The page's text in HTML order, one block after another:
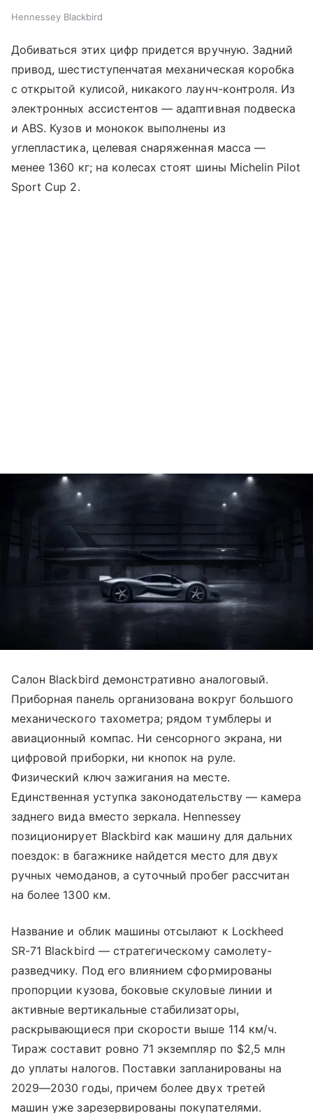
Hennessey Blackbird
Добиваться этих цифр придется вручную. Задний
привод, шестиступенчатая механическая коробка
с открытой кулисой, никакого лаунч-контроля. Из
электронных ассистентов — адаптивная подвеска
и ABS. Кузов и монокок выполнены из
углепластика, целевая снаряженная масса —
менее 1360 кг; на колесах стоят шины Michelin Pilot
Sport Cup 2.
Салон Blackbird демонстративно аналоговый.
Приборная панель организована вокруг большого
механического тахометра; рядом тумблеры и
авиационный компас. Ни сенсорного экрана, ни
цифровой приборки, ни кнопок на руле.
Физический ключ зажигания на месте.
Единственная уступка законодательству — камера
заднего вида вместо зеркала. Hennessey
позиционирует Blackbird как машину для дальних
поездок: в багажнике найдется место для двух
ручных чемоданов, а суточный пробег рассчитан
на более 1300 км.
Название и облик машины отсылают к Lockheed
SR-71 Blackbird — стратегическому самолету-
разведчику. Под его влиянием сформированы
пропорции кузова, боковые скуловые линии и
активные вертикальные стабилизаторы,
раскрывающиеся при скорости выше 114 км/ч.
Тираж составит ровно 71 экземпляр по $2,5 млн
до уплаты налогов. Поставки запланированы на
2029—2030 годы, причем более двух третей
машин уже зарезервированы покупателями.